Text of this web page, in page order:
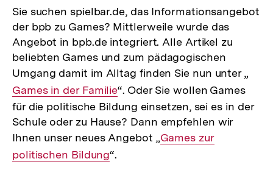
Sie suchen spielbar.de, das Informationsangebot
der bpb zu Games? Mittlerweile wurde das
Angebot in bpb.de integriert. Alle Artikel zu
beliebten Games und zum pädagogischen
Umgang damit im Alltag finden Sie nun unter „
Games in der Familie“. Oder Sie wollen Games
für die politische Bildung einsetzen, sei es in der
Schule oder zu Hause? Dann empfehlen wir
Ihnen unser neues Angebot „Interner
Games zur
politischen Bildung“.